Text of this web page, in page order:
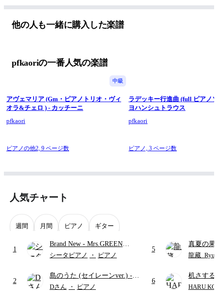
他の人も一緒に購入した楽譜
pfkaoriの一番人気の楽譜
中級
アヴェマリア (Gm・ピアノトリオ・ヴィ
オラ&チェロ ) - カッチーニ
pfkaori
ピアノの他2, 9 ページ数
ラデッキー行進曲 (full ピアノ
ヨハンシュトラウス
pfkaori
ピアノ,3 ページ数
人気チャート
週間 月間 ピアノ ギター
1
Brand New - Mrs.GREEN
APPLE
シータピアノ ・ ピアノ
2
島のうた (セイレーンver.) -
セイレーン(CV.鈴木みのり)
Dさん ・ ピアノ
5
真夏の
ターズ
龍藏
6
机さする
HARU